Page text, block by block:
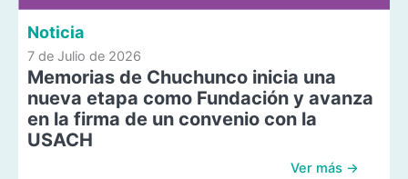
Noticia
7 de Julio de 2026
Memorias de Chuchunco inicia una
nueva etapa como Fundación y avanza
en la firma de un convenio con la
USACH
Ver más →